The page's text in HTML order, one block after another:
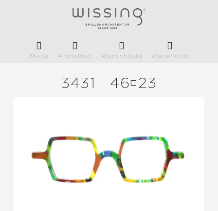
Menü Anmelden Wunschliste Warenkorb
3431 4623